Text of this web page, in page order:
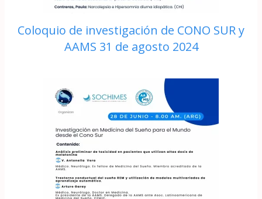
Coloquio de investigación de CONO SUR y
AAMS 31 de agosto 2024